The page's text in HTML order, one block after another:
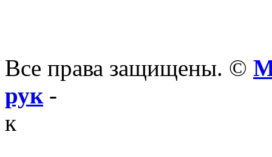
Все права защищены. ©
рук-
к